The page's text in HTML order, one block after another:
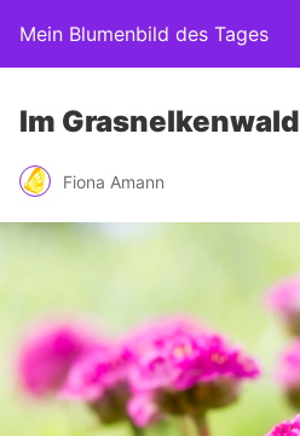
Mein Blumenbild des Tages
Im Grasnelkenwald
Fiona Amann